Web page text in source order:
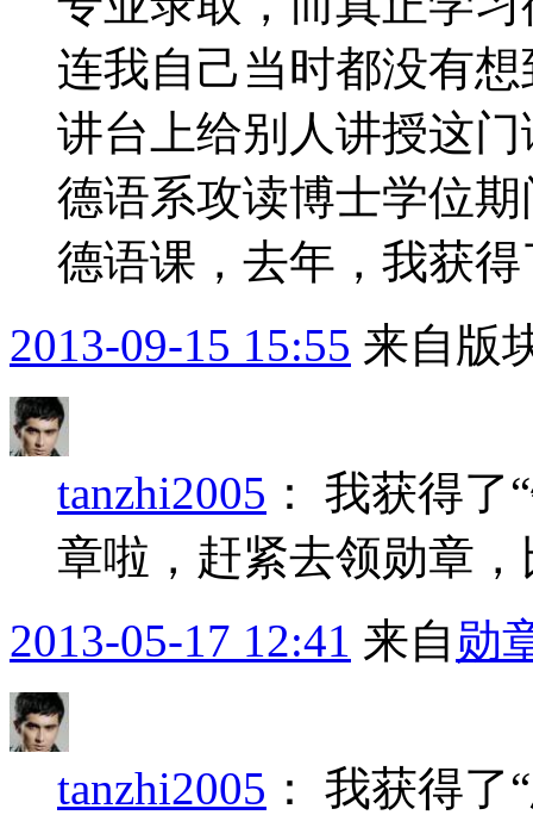
连我自己当时都没有
讲台上给别人讲授这
德语系攻读博士学位
德语课，去年，我获
2013-09-15 15:55 来自版
tanzhi2005 ： 我获得了
章啦，赶紧去领勋章
2013-05-17 12:41 来自 勋
tanzhi2005 ： 我获得了